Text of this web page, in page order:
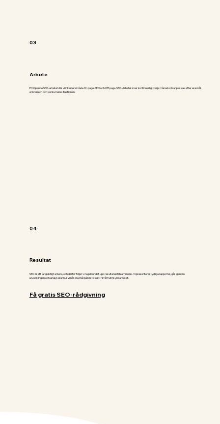
03
Arbete
Ett löpande SEO-arbetet där vi inkluderar både On page-SEO och Off page-SEO. Arbetet sker kontinuerligt varje månad och anpassas efter era mål,
er bransch och konkurrenssituationen.
04
Resultat
SEO är ett långsiktigt arbete, och därför följer vi regelbundet upp resultaten tillsammans. Vi presenterar tydliga rapporter, går igenom
utvecklingen och analyserar hur vi når era mål på bästa sätt. Ni får full insyn i arbetet.
Få gratis SEO-rådgivning